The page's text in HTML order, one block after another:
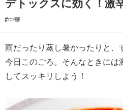
#中華
雨だったり蒸し暑かったりと、
今日このごろ。そんなときには
してスッキリしよう！